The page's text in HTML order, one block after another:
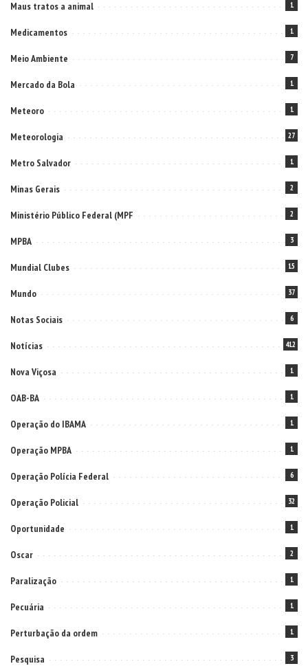
Maus tratos a animal 1
Medicamentos 1
Meio Ambiente 7
Mercado da Bola 1
Meteoro 1
Meteorologia 27
Metro Salvador 1
Minas Gerais 2
Ministério Público Federal (MPF 2
MPBA 3
Mundial Clubes 15
Mundo 37
Notas Sociais 6
Notícias 412
Nova Viçosa 1
OAB-BA 1
Operação do IBAMA 1
Operação MPBA 1
Operação Polícia Federal 6
Operação Policial 32
Oportunidade 1
Oscar 2
Paralização 1
Pecuária 1
Perturbação da ordem 1
Pesquisa 3